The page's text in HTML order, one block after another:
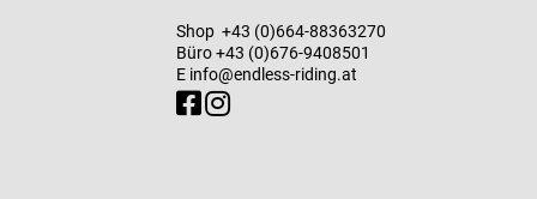
Shop +43 (0)664-88363270
Büro+43 (0)676-9408501
E info@endless-riding.at